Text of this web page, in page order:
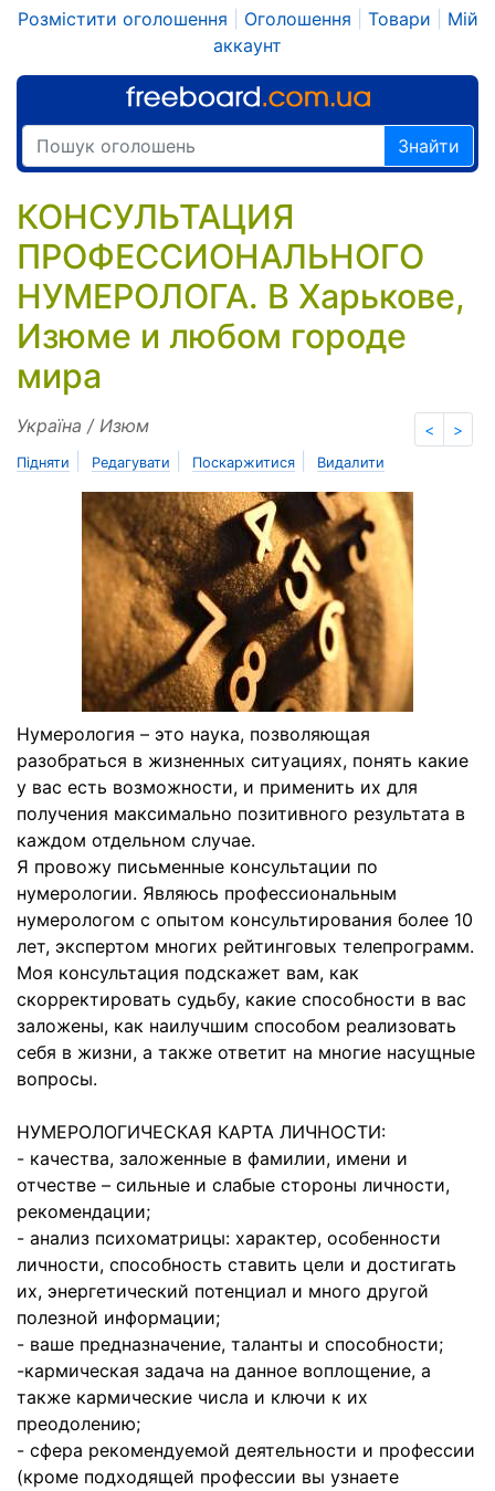
Розмістити оголошення Оголошення Товари
Мій
аккаунт
Знайти
КОНСУЛЬТАЦИЯ
ПРОФЕССИОНАЛЬНОГО
НУМЕРОЛОГА. В Харькове,
Изюме и любом городе
мира
< >
Україна / Изюм
Підняти Редагувати Поскаржитися Видалити
Нумерология – это наука, позволяющая
разобраться в жизненных ситуациях, понять какие
у вас есть возможности, и применить их для
получения максимально позитивного результата в
каждом отдельном случае.
Я провожу письменные консультации по
нумерологии. Являюсь профессиональным
нумерологом с опытом консультирования более 10
лет, экспертом многих рейтинговых телепрограмм.
Моя консультация подскажет вам, как
скорректировать судьбу, какие способности в вас
заложены, как наилучшим способом реализовать
себя в жизни, а также ответит на многие насущные
вопросы.
НУМЕРОЛОГИЧЕСКАЯ КАРТА ЛИЧНОСТИ:
- качества, заложенные в фамилии, имени и
отчестве – сильные и слабые стороны личности,
рекомендации;
- анализ психоматрицы: характер, особенности
личности, способность ставить цели и достигать
их, энергетический потенциал и много другой
полезной информации;
- ваше предназначение, таланты и способности;
-кармическая задача на данное воплощение, а
также кармические числа и ключи к их
преодолению;
- сфера рекомендуемой деятельности и профессии
(кроме подходящей профессии вы узнаете